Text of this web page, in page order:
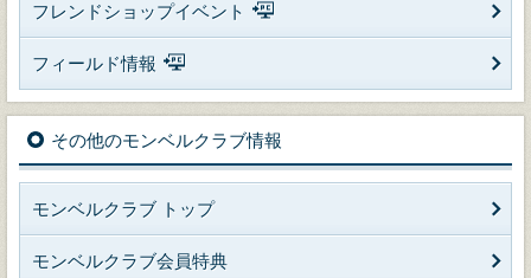
フレンドショップイベント
フィールド情報
その他のモンベルクラブ情報
モンベルクラブ トップ
モンベルクラブ会員特典